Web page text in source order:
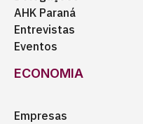
AHK Paraná
Entrevistas
Eventos
ECONOMIA
Empresas